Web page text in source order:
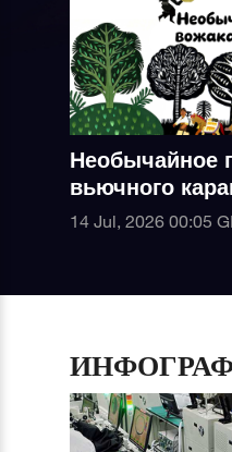
Необычайное
вьючного
14 Jul, 2026 00:05